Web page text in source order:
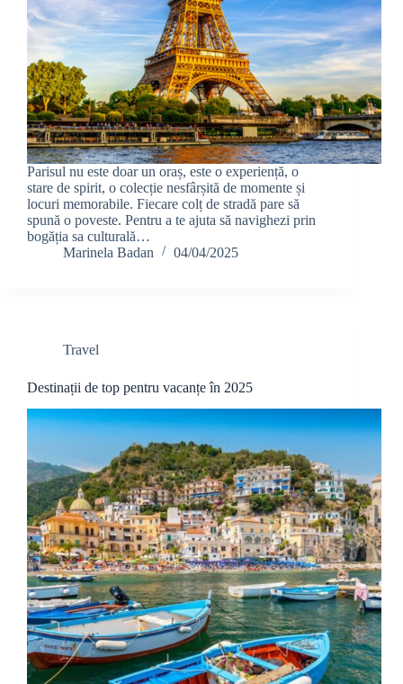
Parisul nu este doar un oraș, este o experiență, o
stare de spirit, o colecție nesfârșită de momente și
locuri memorabile. Fiecare colț de stradă pare să
spună o poveste. Pentru a te ajuta să navighezi prin
bogăția sa culturală…
Marinela Badan
04/04/2025
Travel
Destinații de top pentru vacanțe în 2025